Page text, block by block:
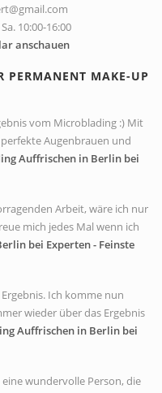
10:00-16:00
anschauen
PERMANENT MAKE-UP
vom Microblading :) Mit
Augenbrauen und
Auffrischen in Berlin bei
Arbeit, wäre ich nur
mich jedes Mal wenn ich
bei Experten - Feinste
Ich komme nun
wieder über das Ergebnis
Auffrischen in Berlin bei
wundervolle Person, die